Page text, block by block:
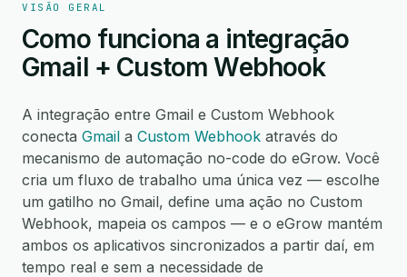
VISÃO GERAL
Como funciona a integração
Gmail + Custom Webhook
A integração entre Gmail e Custom Webhook
conecta Gmail a Custom Webhook através do
mecanismo de automação no-code do eGrow. Você
cria um fluxo de trabalho uma única vez — escolhe
um gatilho no Gmail, define uma ação no Custom
Webhook, mapeia os campos — e o eGrow mantém
ambos os aplicativos sincronizados a partir daí, em
tempo real e sem a necessidade de